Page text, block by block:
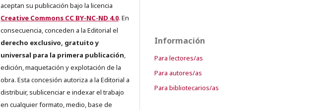
aceptan su publicación bajo la licencia
Creative Commons CC BY-NC-ND 4.0. En
consecuencia, conceden a la Editorial el
derecho exclusivo, gratuito y
universal para la primera publicación,
edición, maquetación y explotación de la
obra. Esta concesión autoriza a la Editorial a
distribuir, sublicenciar e indexar el trabajo
en cualquier formato, medio, base de
Información
Para lectores/as
Para autores/as
Para bibliotecarios/as